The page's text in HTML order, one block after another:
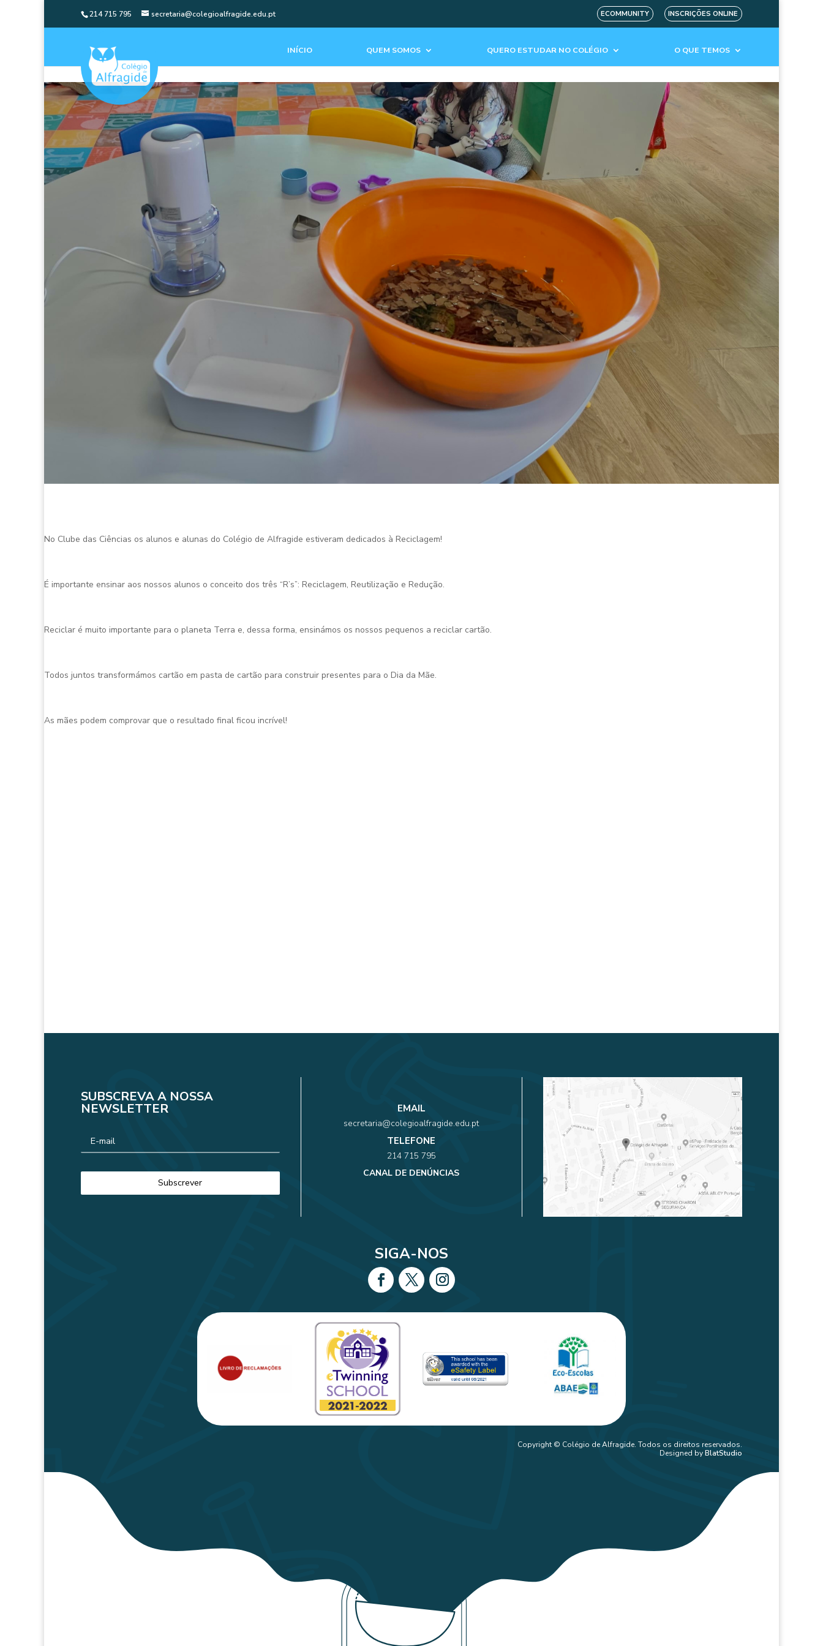
214 715 795 secretaria@colegioalfragide.edu.pt ECOMMUNITY INSCRIÇÕES ONLINE
INÍCIO QUEM SOMOS QUERO ESTUDAR NO COLÉGIO O QUE TEMOS
No Clube das Ciências os alunos e alunas do Colégio de Alfragide estiveram dedicados à Reciclagem!
É importante ensinar aos nossos alunos o conceito dos três “R’s”: Reciclagem, Reutilização e Redução.
Reciclar é muito importante para o planeta Terra e, dessa forma, ensinámos os nossos pequenos a reciclar cartão.
Todos juntos transformámos cartão em pasta de cartão para construir presentes para o Dia da Mãe.
As mães podem comprovar que o resultado final ficou incrível!
SUBSCREVA A NOSSA
NEWSLETTER EMAIL
secretaria@colegioalfragide.edu.pt
TELEFONE
214 715 795
CANAL DE DENÚNCIAS
SIGA-NOS
Copyright © Colégio de Alfragide. Todos os direitos reservados.
Designed byBlatStudio